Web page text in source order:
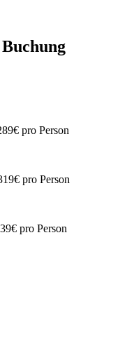
pro Person
pro Person
pro Person